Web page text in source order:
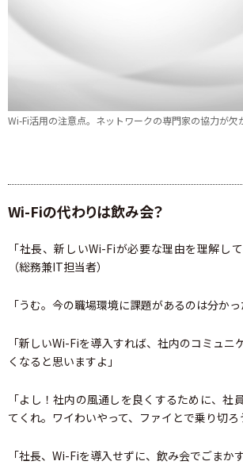
Wi-Fi活用の注意点。ネットワークの専門家の協力が欠
Wi-Fiの代わりは飲み会？
「社長、新しいWi-Fiが必要な理由を理解し
（総務兼IT担当者）
「うむ。今の職場環境に課題があるのは分かっ
「新しいWi-Fiを導入すれば、社内のコミュニ
くなると思いますよ」
「よし！社内の風通しを良くするために、社
てくれ。ワイわいやって、ファイとで乗り切ろ
「社長、Wi-Fiを導入せずに、飲み会でごまか